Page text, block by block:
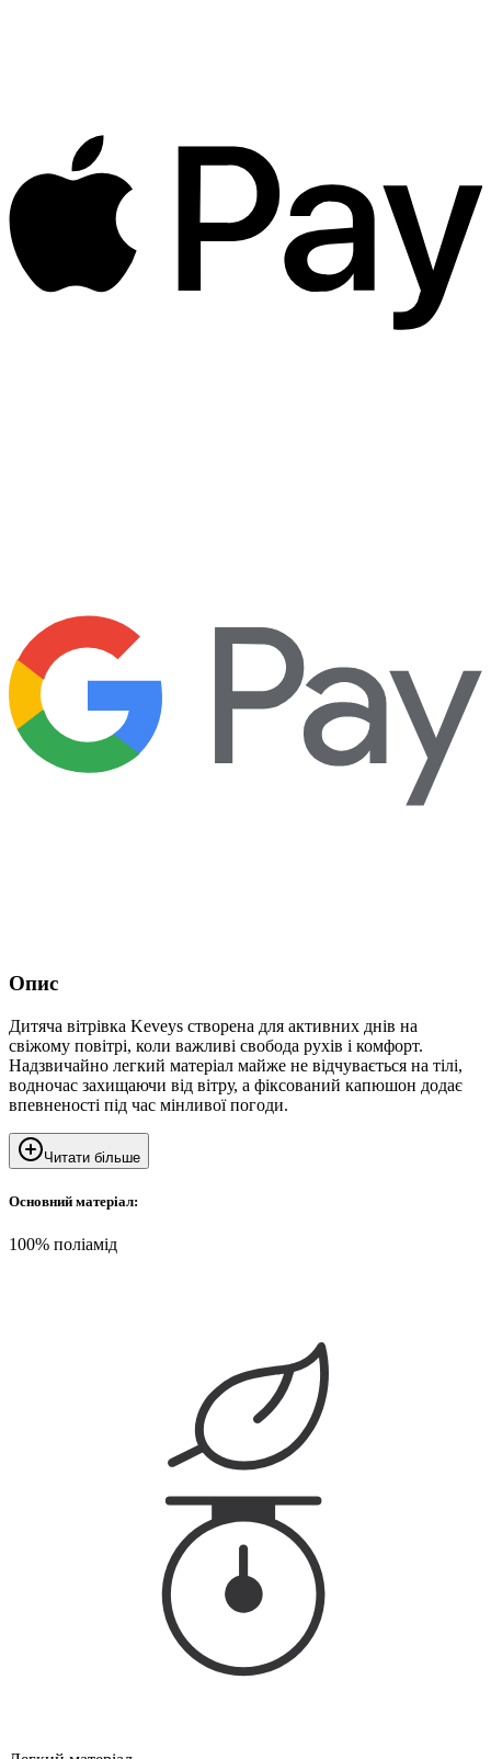
Опис
Дитяча вітрівка Keveys створена для активних днів на
свіжому повітрі, коли важливі свобода рухів і комфорт.
Надзвичайно легкий матеріал майже не відчувається на тілі,
водночас захищаючи від вітру, а фіксований капюшон додає
впевненості під час мінливої погоди.
Читати більше
Основний матеріал:
100% поліамід